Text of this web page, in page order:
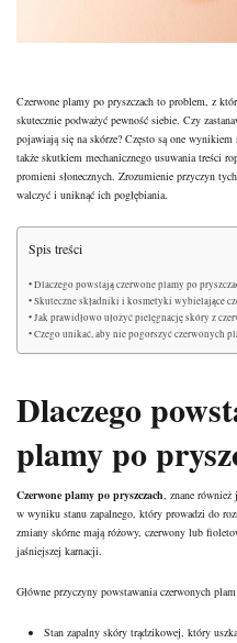
Czerwone plamy po pryszczach to problem, z
skutecznie podważyć pewność siebie. Czy
pojawiają się na skórze? Często są one
także skutkiem mechanicznego usuwania treści
promieni słonecznych. Zrozumienie przyczyn
walczyć i uniknąć ich pogłębiania.
Spis treści
Dlaczego powstają czerwone plamy po
Skuteczne składniki i kosmetyki wybielające
Jak prawidłowo ułożyć pielęgnację skóry z
Czego unikać, aby nie pogorszyć czerwonych
Dlaczego
plamy po
Czerwone plamy po pryszczach , znane
w wyniku stanu zapalnego, który prowadzi do
zmiany skórne mają różowy, czerwony lub
jaśniejszej karnacji.
Główne przyczyny powstawania czerwonych
Stan zapalny skóry trądzikowej, który